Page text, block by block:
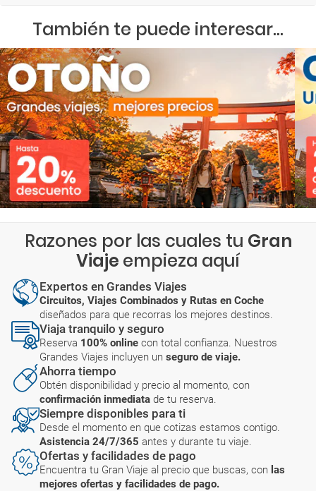
También te puede interesar...
Razones por las cuales tu Gran
Viaje empieza aquí
Expertos en Grandes Viajes
Circuitos, Viajes Combinados y Rutas en Coche
diseñados para que recorras los mejores destinos.
Viaja tranquilo y seguro
Reserva 100% online con total confianza. Nuestros
Grandes Viajes incluyen un seguro de viaje.
Ahorra tiempo
Obtén disponibilidad y precio al momento, con
confirmación inmediata de tu reserva.
Siempre disponibles para ti
Desde el momento en que cotizas estamos contigo.
Asistencia 24/7/365 antes y durante tu viaje.
Ofertas y facilidades de pago
Encuentra tu Gran Viaje al precio que buscas, con las
mejores ofertas y facilidades de pago.